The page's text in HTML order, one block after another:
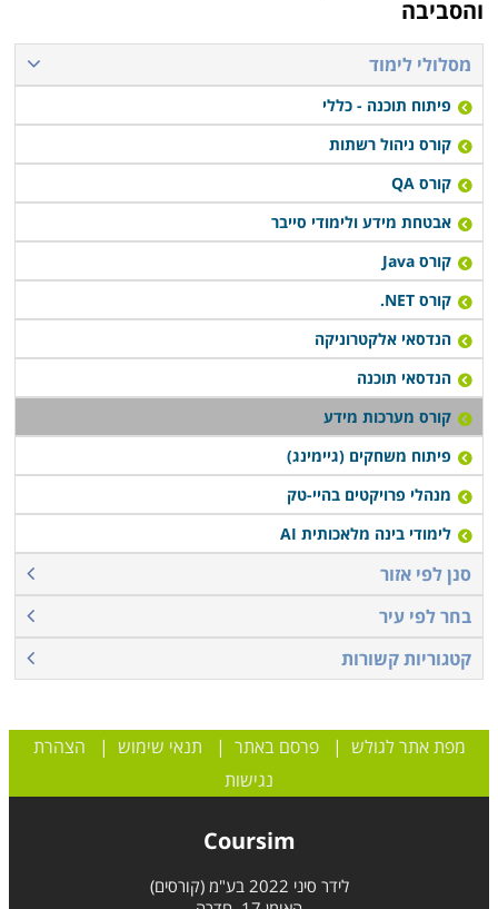
והסביבה
מסלולי לימוד
פיתוח תוכנה - כללי
קורס ניהול רשתות
קורס QA
אבטחת מידע ולימודי סייבר
קורס Java
קורס NET.
הנדסאי אלקטרוניקה
הנדסאי תוכנה
קורס מערכות מידע
פיתוח משחקים (גיימינג)
מנהלי פרויקטים בהיי-טק
לימודי בינה מלאכותית AI
סנן לפי אזור
בחר לפי עיר
קטגוריות קשורות
מפת אתר לגולש |פרסם באתר | תנאי שימוש | הצהרת
נגישות
Coursim
לידר סיני 2022 בע"מ (קורסים)